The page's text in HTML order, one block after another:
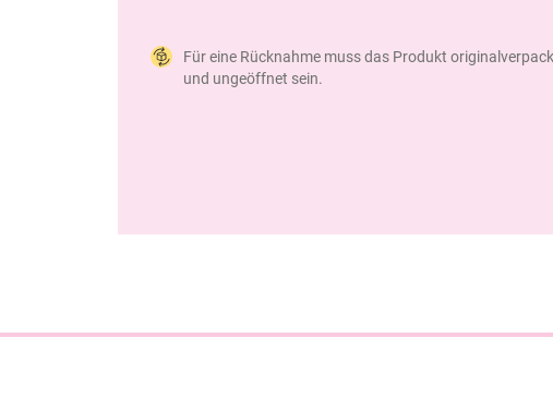
Für eine Rücknahme muss das Produkt
und ungeöffnet sein.